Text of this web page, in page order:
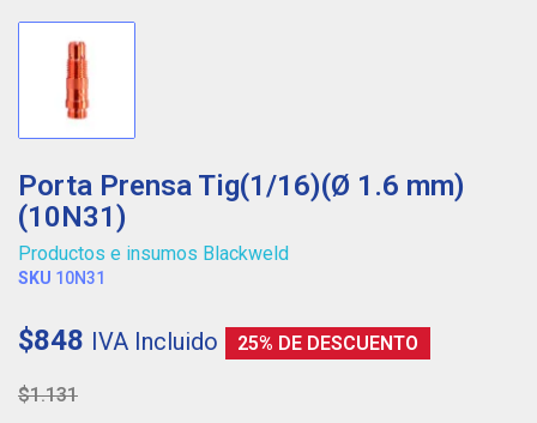
Porta Prensa Tig(1/16)(Ø 1.6 mm)
(10N31)
Productos e insumos Blackweld
SKU 10N31
$848 IVA Incluido 25% DE DESCUENTO
$1.131